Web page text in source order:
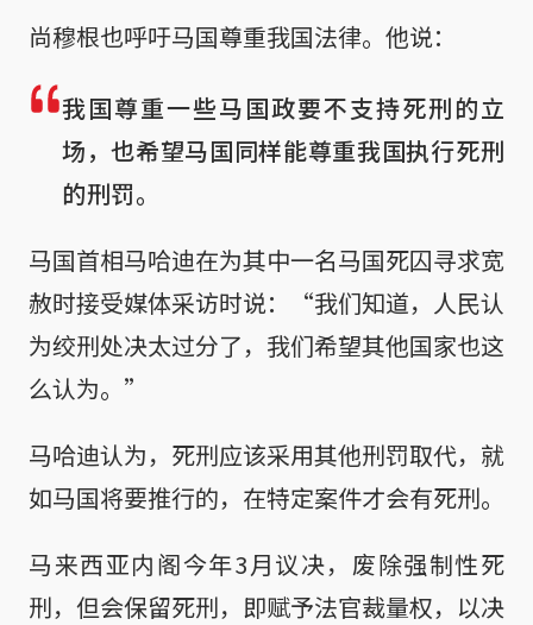
尚穆根也呼吁马国尊重我国法律。他说：
我国尊重一些马国政要不支持死刑的立
场，也希望马国同样能尊重我国执行死刑
的刑罚。
马国首相马哈迪在为其中一名马国死囚寻求宽
赦时接受媒体采访时说：“我们知道，人民认
为绞刑处决太过分了，我们希望其他国家也这
么认为。”
马哈迪认为，死刑应该采用其他刑罚取代，就
如马国将要推行的，在特定案件才会有死刑。
马来西亚内阁今年3月议决，废除强制性死
刑，但会保留死刑，即赋予法官裁量权，以决